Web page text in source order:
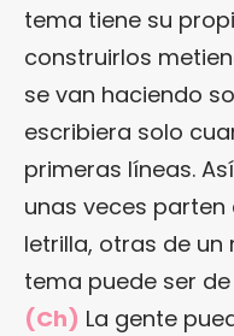
tema tiene su
construirlos
se van haciendo
escribiera solo
primeras líneas.
unas veces
letrilla, otras de
tema puede ser
(Ch) La gente